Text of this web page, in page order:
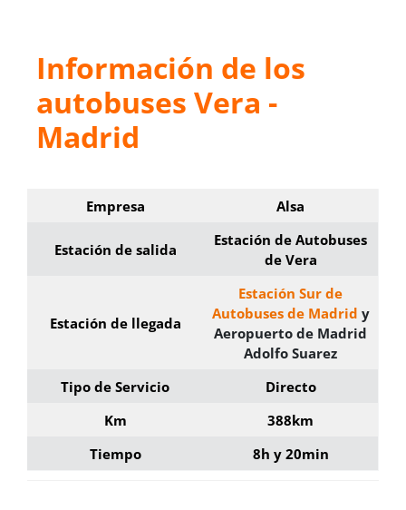
Información de los
autobuses Vera -
Madrid
Empresa Alsa
Estación de salida
Estación de Autobuses
de Vera
Estación de llegada
Estación Sur de
Autobuses de Madrid y
Aeropuerto de Madrid
Adolfo Suarez
Tipo de Servicio
Directo
Km
388km
Tiempo
8h y 20min